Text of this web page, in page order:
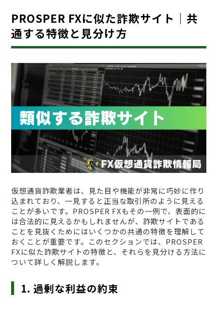
PROSPER FXに似た詐欺サイト｜共
通する特徴と見分け方
仮想通貨詐欺業者は、見た目や機能が非常に巧妙に作り
込まれており、一見すると正当な取引所のように見える
ことが多いです。PROSPER FXもその一例で、表面的に
は合法的に見えるかもしれませんが、詐欺サイトである
ことを見抜くためにはいくつかの共通の特徴を理解して
おくことが重要です。このセクションでは、PROSPER
FXに似た詐欺サイトの特徴と、それらを見分ける方法に
ついて詳しく解説します。
1. 過剰な利益の約束